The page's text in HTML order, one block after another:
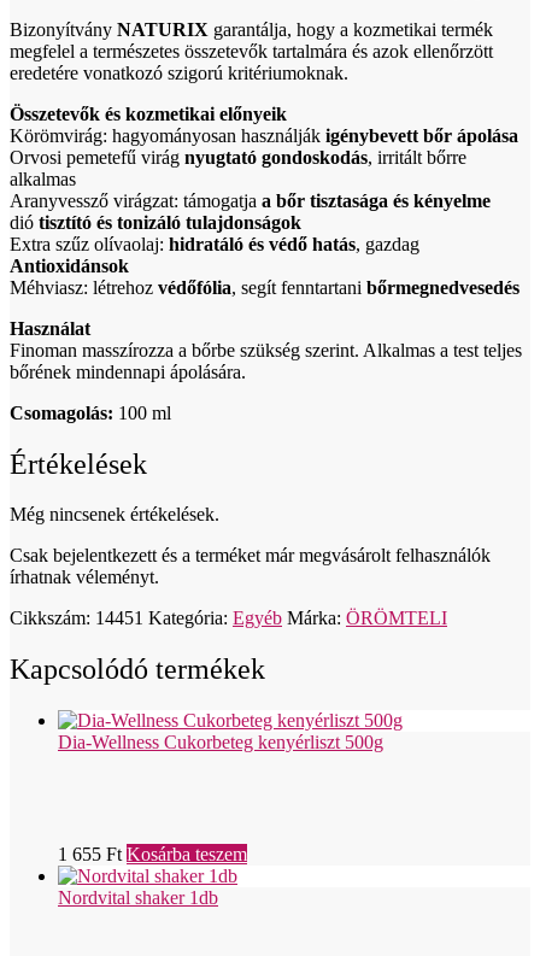
Bizonyítvány NATURIX garantálja, hogy a kozmetikai termék
megfelel a természetes összetevők tartalmára és azok ellenőrzött
eredetére vonatkozó szigorú kritériumoknak.
Összetevők és kozmetikai előnyeik
Körömvirág: hagyományosan használják igénybevett bőr ápolása
Orvosi pemetefű virág nyugtató gondoskodás, irritált bőrre
alkalmas
Aranyvessző virágzat: támogatja a bőr tisztasága és kényelme
dió tisztító és tonizáló tulajdonságok
Extra szűz olívaolaj: hidratáló és védő hatás, gazdag
Antioxidánsok
Méhviasz: létrehoz védőfólia, segít fenntartani bőrmegnedvesedés
Használat
Finoman masszírozza a bőrbe szükség szerint. Alkalmas a test teljes
bőrének mindennapi ápolására.
Csomagolás: 100 ml
Értékelések
Még nincsenek értékelések.
Csak bejelentkezett és a terméket már megvásárolt felhasználók
írhatnak véleményt.
Cikkszám: 14451 Kategória: Egyéb Márka: ÖRÖMTELI
Kapcsolódó termékek
Dia-Wellness Cukorbeteg kenyérliszt 500g
1 655 Ft Kosárba teszem
Nordvital shaker 1db